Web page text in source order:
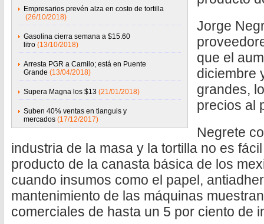
Empresarios prevén alza en costo de tortilla
(26/10/2018)
Gasolina cierra semana a $15.60
litro (13/10/2018)
Arresta PGR a Camilo; está en Puente
Grande (13/04/2018)
Supera Magna los $13 (21/01/2018)
Suben 40% ventas en tianguis y
mercados (17/12/2017)
Jorge
que el
diciembre
grandes,
precios al
Negrete
industria de la masa y la tortilla no es
producto de la canasta básica de los
cuando insumos como el papel,
mantenimiento de las máquinas
comerciales de hasta un 5 por ciento de